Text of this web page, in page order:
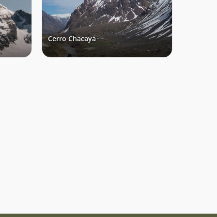
Cerro Chacaya